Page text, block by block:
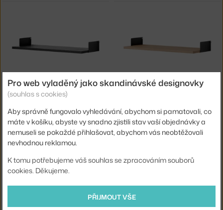
NEW WORKS
3 - 4 týdny,3 698 Kč 3 - 4 týdny,3 698 Kč
Pro web vyladěný jako skandinávské designovky
(souhlas s cookies)
Aby správně fungovalo vyhledávání, abychom si pamatovali, co
máte v košíku, abyste vy snadno zjistili stav vaší objednávky a
nemuseli se pokaždé přihlašovat, abychom vás neobtěžovali
nevhodnou reklamou.
K tomu potřebujeme váš souhlas se zpracováním souborů
cookies. Děkujeme.
PŘIJMOUT VŠE